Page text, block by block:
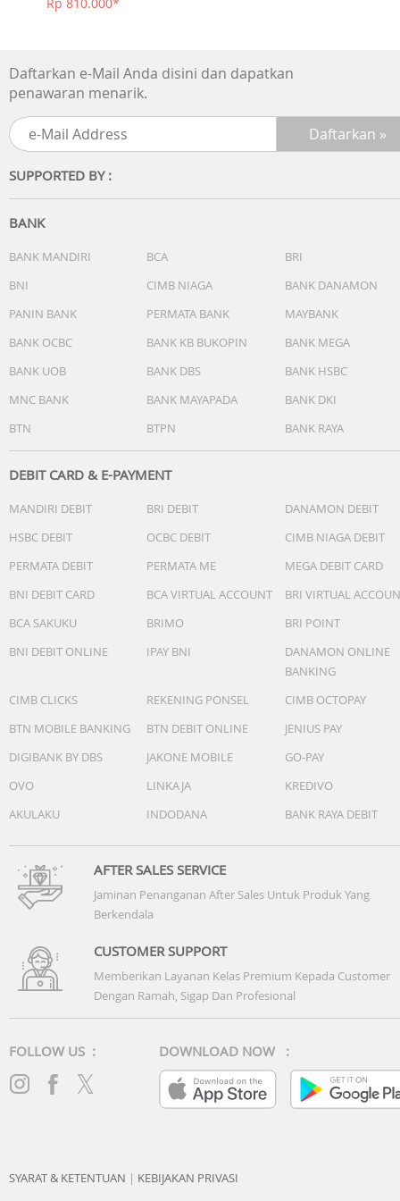
keinginan. Anda juga dapat beralih antara 3 mode: ANC,
Normal, dan Transparansi, serta bersantai dengan suara
putih.
pada headphone dengan pembatalan kebisingan ketika
Anda perlu menyadari lingkungan sekitar, seperti
pengumuman transportasi, saat menyebrang jalan, atau
Kelengkapan:
1x Kabel Charger
1x Buku Manual dan Petunjuk
Daftarkan e-Mail Anda disini dan dapatkan
penawaran menarik.
SUPPORTED BY :
BANK
BANK MANDIRI BCA
BRI
BNI
CIMB NIAGA
BANK DANAMON
PANIN BANK
PERMATA BANK
MAYBANK
BANK OCBC
BANK KB BUKOPIN
BANK MEGA
BANK UOB
BANK DBS
BANK HSBC
MNC BANK
BANK MAYAPADA
BANK DKI
BTN
BTPN BANK RAYA
DEBIT CARD & E-PAYMENT
MANDIRI DEBIT BRI DEBIT
DANAMON DEBIT
HSBC DEBIT
OCBC DEBIT
CIMB NIAGA DEBIT
PERMATA DEBIT
PERMATA ME
MEGA DEBIT CARD
BNI DEBIT CARD
BCA VIRTUAL ACCOUNT
BRI VIRTUAL
BCA SAKUKU
BRIMO
BRI POINT
BNI DEBIT ONLINE
IPAY BNI
DANAMON ONLINE
BANKING
CIMB CLICKS
REKENING PONSEL
CIMB OCTOPAY
BTN MOBILE BANKING
BTN DEBIT ONLINE
JENIUS PAY
DIGIBANK BY DBS
JAKONE MOBILE
GO-PAY
OVO
LINKAJA
KREDIVO
AKULAKU
INDODANA BANK RAYA DEBIT
AFTER SALES SERVICE
Jaminan Penanganan After Sales Untuk Produk Yang
Berkendala
CUSTOMER SUPPORT
Memberikan Layanan Kelas Premium Kepada Customer
Dengan Ramah, Sigap Dan Profesional
FOLLOW US : DOWNLOAD NOW :
SYARAT & KETENTUAN | KEBIJAKAN PRIVASI